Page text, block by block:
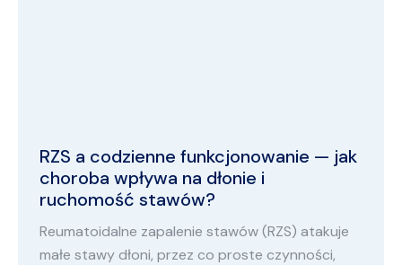
RZS a codzienne funkcjonowanie — jak
choroba wpływa na dłonie i
ruchomość stawów?
Reumatoidalne zapalenie stawów (RZS) atakuje
małe stawy dłoni, przez co proste czynności,